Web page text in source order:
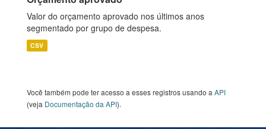
Valor do orçamento aprovado nos últimos anos
segmentado por grupo de despesa.
CSV
Você também pode ter acesso a esses registros usando a API
(veja Documentação da API).